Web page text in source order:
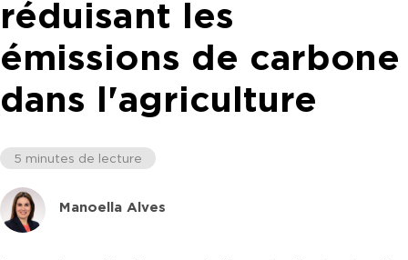
réduisant les
émissions de carbone
dans l'agriculture
5 minutes de lecture
Manoella Alves